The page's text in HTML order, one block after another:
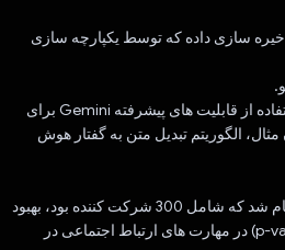
سازی داده که توسط یکپارچه سازی
- یکپارچه سازی API Gemini: استفاده از قابلیت های پیشرفته Gemini برای
الگوریتم تبدیل متن به گفتار هوش
- یک مطالعه 12 هفته ای دقیق انجام شد که شامل 300 شرکت کننده بود، بهبود
معنی داری آماری (p-value = 0.0001) در مهارت های ارتباط اجتماعی در